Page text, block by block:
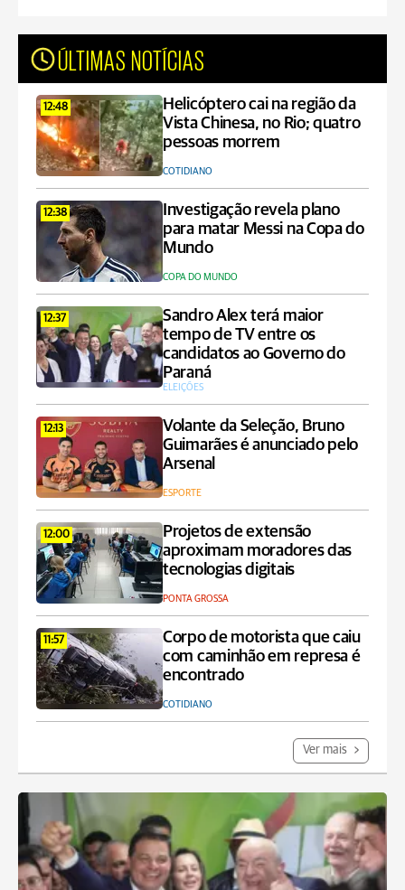
ÚLTIMAS NOTÍCIAS
12:48
Helicóptero cai na região da
Vista Chinesa, no Rio; quatro
pessoas morrem
COTIDIANO
12:38
Investigação revela plano
para matar Messi na Copa do
Mundo
COPA DO MUNDO
12:37
Sandro Alex terá maior
tempo de TV entre os
candidatos ao Governo do
Paraná
ELEIÇÕES
12:13
Volante da Seleção, Bruno
Guimarães é anunciado pelo
Arsenal
ESPORTE
12:00
Projetos de extensão
aproximam moradores das
tecnologias digitais
PONTA GROSSA
11:57
Corpo de motorista que caiu
com caminhão em represa é
encontrado
COTIDIANO
Ver mais